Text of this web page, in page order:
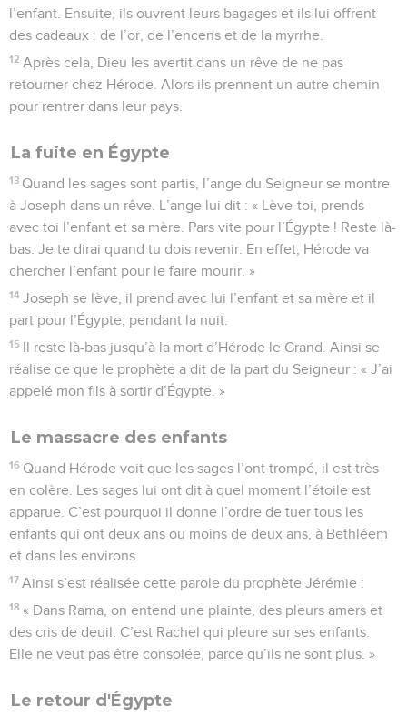
l’enfant. Ensuite, ils ouvrent leurs bagages et ils lui offrent
des cadeaux : de l’or, de l’encens et de la myrrhe.
12 Après cela, Dieu les avertit dans un rêve de ne pas
retourner chez Hérode. Alors ils prennent un autre chemin
pour rentrer dans leur pays.
La fuite en Égypte
13 Quand les sages sont partis, l’ange du Seigneur se montre
à Joseph dans un rêve. L’ange lui dit : « Lève-toi, prends
avec toi l’enfant et sa mère. Pars vite pour l’Égypte ! Reste là-
bas. Je te dirai quand tu dois revenir. En effet, Hérode va
chercher l’enfant pour le faire mourir. »
14 Joseph se lève, il prend avec lui l’enfant et sa mère et il
part pour l’Égypte, pendant la nuit.
15 Il reste là-bas jusqu’à la mort d’Hérode le Grand. Ainsi se
réalise ce que le prophète a dit de la part du Seigneur : « J’ai
appelé mon fils à sortir d’Égypte. »
Le massacre des enfants
16 Quand Hérode voit que les sages l’ont trompé, il est très
en colère. Les sages lui ont dit à quel moment l’étoile est
apparue. C’est pourquoi il donne l’ordre de tuer tous les
enfants qui ont deux ans ou moins de deux ans, à Bethléem
et dans les environs.
17 Ainsi s’est réalisée cette parole du prophète Jérémie :
18 « Dans Rama, on entend une plainte, des pleurs amers et
des cris de deuil. C’est Rachel qui pleure sur ses enfants.
Elle ne veut pas être consolée, parce qu’ils ne sont plus. »
Le retour d'Égypte